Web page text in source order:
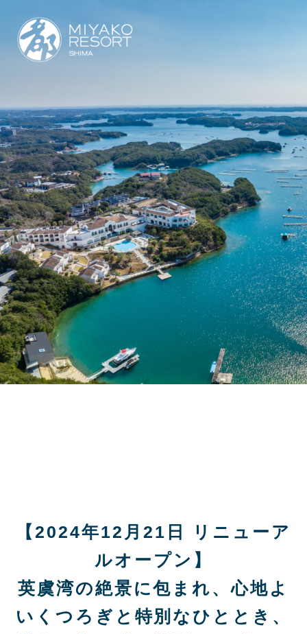
【2024年12月21日 リニューア
ルオープン】
英虞湾の絶景に包まれ、心地よ
いくつろぎと特別なひととき、